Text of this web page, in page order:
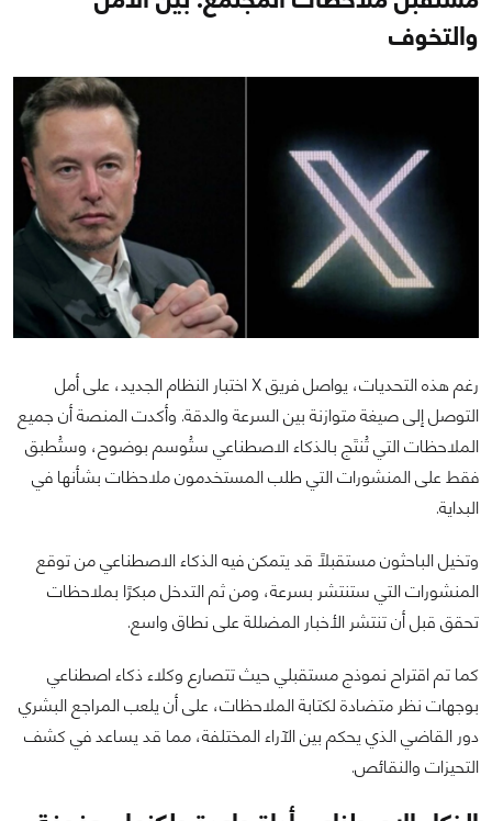
والتخوف
رغم هذه التحديات، يواصل فريق X اختبار النظام الجديد، على أمل
التوصل إلى صيغة متوازنة بين السرعة والدقة. وأكدت المنصة أن جميع
الملاحظات التي تُنتَج بالذكاء الاصطناعي ستُوسم بوضوح، وستُطبق
فقط على المنشورات التي طلب المستخدمون ملاحظات بشأنها في
البداية.
وتخيل الباحثون مستقبلاً قد يتمكن فيه الذكاء الاصطناعي من توقع
المنشورات التي ستنتشر بسرعة، ومن ثم التدخل مبكرًا بملاحظات
تحقق قبل أن تنتشر الأخبار المضللة على نطاق واسع.
كما تم اقتراح نموذج مستقبلي حيث تتصارع وكلاء ذكاء اصطناعي
بوجهات نظر متضادة لكتابة الملاحظات، على أن يلعب المراجع البشري
دور القاضي الذي يحكم بين الآراء المختلفة، مما قد يساعد في كشف
التحيزات والنقائص.